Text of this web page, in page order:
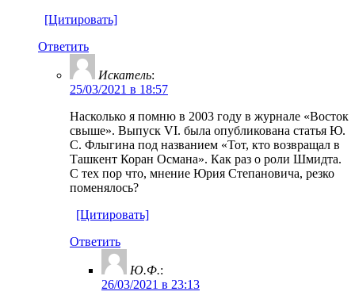
[Цитировать]
Ответить
Искатель:
25/03/2021 в 18:57
Насколько я помню в 2003 году в журнале «Восток
свыше». Выпуск VI. была опубликована статья Ю.
С. Флыгина под названием «Тот, кто возвращал в
Ташкент Коран Османа». Как раз о роли Шмидта.
С тех пор что, мнение Юрия Степановича, резко
поменялось?
[Цитировать]
Ответить
Ю.Ф.:
26/03/2021 в 23:13